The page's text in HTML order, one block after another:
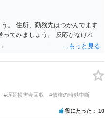
。 住所、勤務先はつかんでます
ってみましょう。 反応がなけれ
#遅延損害金回収
#債権の時効中断
役にたった 10